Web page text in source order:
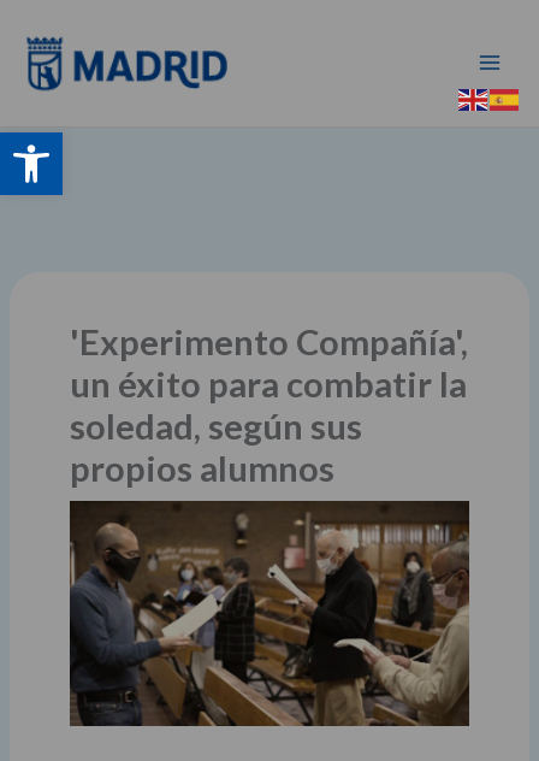
Abrir barra de herramientas
contenido
'Experimento Compañía',
un éxito para combatir la
soledad, según sus
propios alumnos